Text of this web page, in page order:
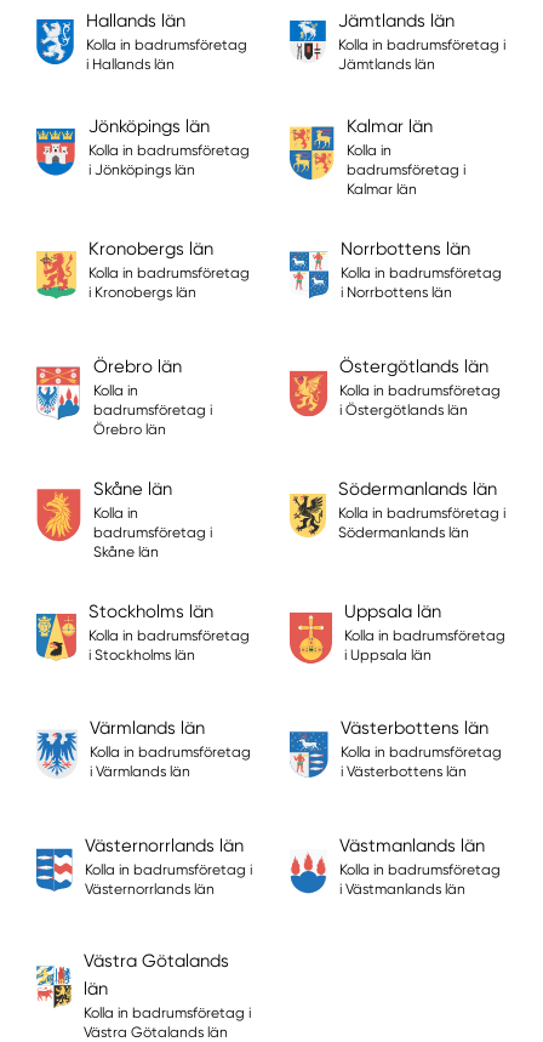
Hallands län
Kolla in badrumsföretag
i Hallands län
Jämtlands län
Kolla in badrumsföretag i
Jämtlands län
Jönköpings län
Kolla in badrumsföretag
i Jönköpings län
Kalmar län
Kolla in
badrumsföretag i
Kalmar län
Kronobergs län
Kolla in badrumsföretag
i Kronobergs län
Norrbottens län
Kolla in badrumsföretag
i Norrbottens län
Örebro län
Kolla in
badrumsföretag i
Örebro län
Östergötlands län
Kolla in badrumsföretag
i Östergötlands län
Skåne län
Kolla in
badrumsföretag i
Skåne län
Södermanlands län
Kolla in badrumsföretag i
Södermanlands län
Stockholms län
Kolla in badrumsföretag
i Stockholms län
Uppsala län
Kolla in badrumsföretag
i Uppsala län
Värmlands län
Kolla in badrumsföretag
i Värmlands län
Västerbottens län
Kolla in badrumsföretag
i Västerbottens län
Västernorrlands län
Kolla in badrumsföretag i
Västernorrlands län
Västmanlands län
Kolla in badrumsföretag
i Västmanlands län
Västra Götalands
län
Kolla in badrumsföretag i
Västra Götalands län